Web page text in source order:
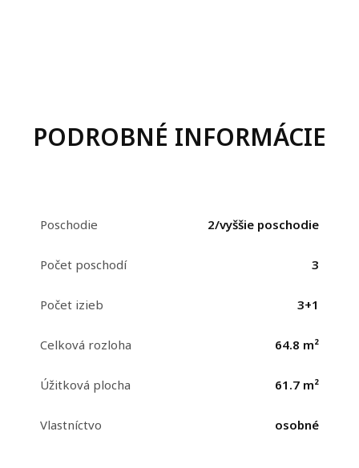
PODROBNÉ INFORMÁCIE
Poschodie 2/vyššie poschodie
Počet poschodí 3
Počet izieb 3+1
Celková rozloha 64.8 m²
Úžitková plocha 61.7 m²
Vlastníctvo osobné